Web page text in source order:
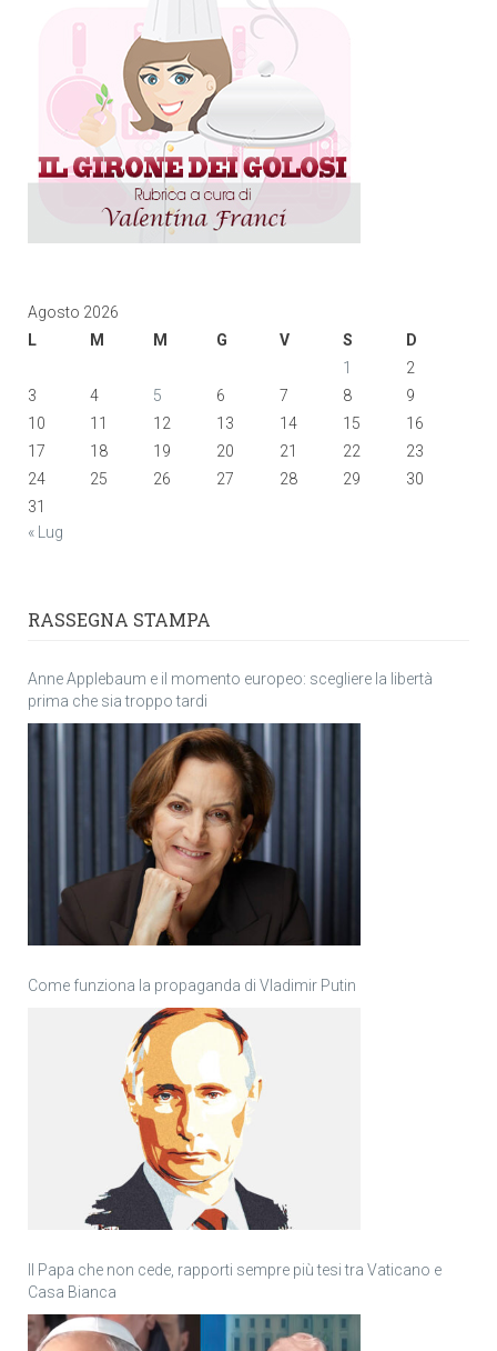
Agosto 2026
L
M M G V S
D
1
2
3
4 5 6 7 8
9
10
11 12 13 14 15
16
17
18 19 20 21 22
23
24
25 26 27 28 29
30
31
« Lug
RASSEGNA STAMPA
Anne Applebaum e il momento europeo: scegliere la libertà
prima che sia troppo tardi
Come funziona la propaganda di Vladimir Putin
Il Papa che non cede, rapporti sempre più tesi tra Vaticano e
Casa Bianca